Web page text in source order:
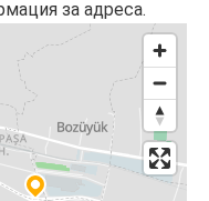
за адреса.